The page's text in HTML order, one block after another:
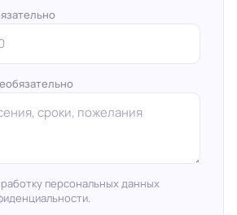
персональных данных